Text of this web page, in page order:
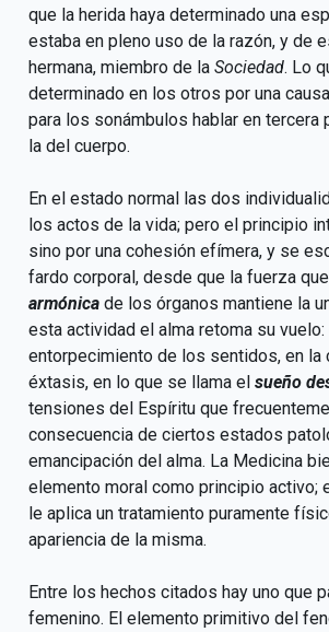
que la herida haya determinado una
estaba en pleno uso de la razón, y de
hermana, miembro de la Sociedad. Lo
determinado en los otros por una
para los sonámbulos hablar en
la del cuerpo.
En el estado normal las dos
los actos de la vida; pero el principio
sino por una cohesión efímera, y se
fardo corporal, desde que la fuerza
armónicade los órganos mantiene la
esta actividad el alma retoma su
entorpecimiento de los sentidos, en la
éxtasis, en lo que se llama el sueño
tensiones del Espíritu que
consecuencia de ciertos estados
emancipación del alma. La Medicina
elemento moral como principio activo;
le aplica un tratamiento puramente
apariencia de la misma.
Entre los hechos citados hay uno que
femenino. El elemento primitivo del